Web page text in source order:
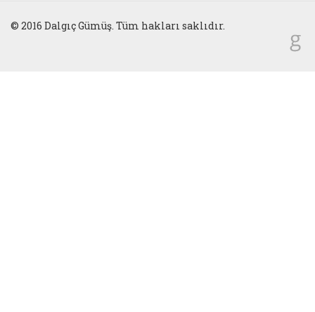
© 2016 Dalgıç Gümüş. Tüm hakları saklıdır.